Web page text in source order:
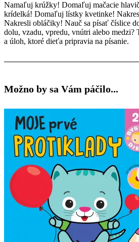
Namaľuj krúžky! Domaľuj mačacie
krídelká! Domaľuj lístky kvetinke!
Nakresli obláčiky! Nauč sa písať číslice
dolu, vzadu, vpredu, vnútri alebo medzi?
a úloh, ktoré dieťa pripravia na písanie.
Možno by sa Vám páčilo...